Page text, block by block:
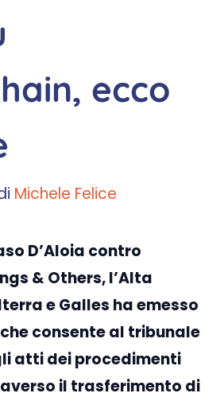
ecco
Michele Felice
D’Aloia contro
& Others, l’Alta
e Galles ha emesso
consente al tribunale
atti dei procedimenti
il trasferimento di